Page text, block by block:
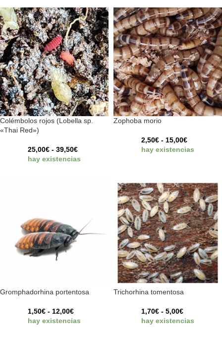
Colémbolos rojos (Lobella sp.
«Thai Red»)
25,00€ - 39,50€
hay existencias
Zophoba morio
2,50€ - 15,00€
hay existencias
Gromphadorhina portentosa
1,50€ - 12,00€
hay existencias
Trichorhina tomentosa
1,70€ - 5,00€
hay existencias